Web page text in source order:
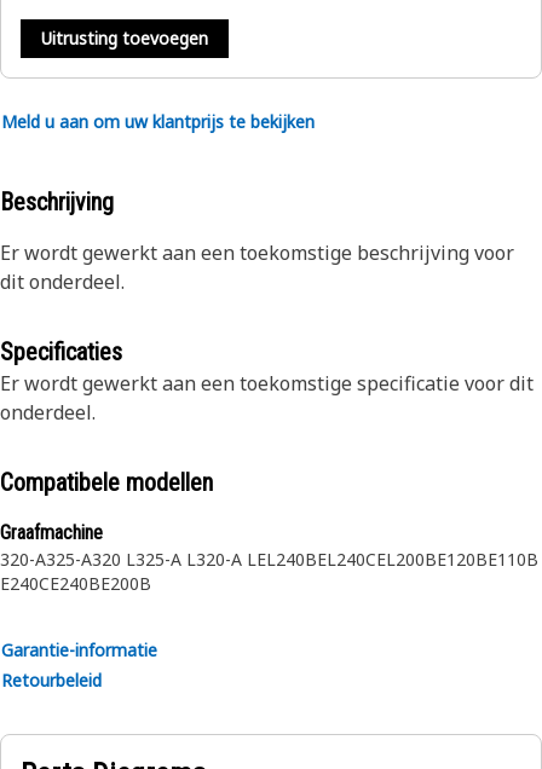
Uitrusting toevoegen
Meld u aan om uw klantprijs te bekijken
Beschrijving
Er wordt gewerkt aan een toekomstige beschrijving voor
dit onderdeel.
Specificaties
Er wordt gewerkt aan een toekomstige specificatie voor dit
onderdeel.
Compatibele modellen
Graafmachine
320-A325-A320 L325-A L320-A LEL240BEL240CEL200BE120BE110B
E240CE240BE200B
Garantie-informatie
Retourbeleid